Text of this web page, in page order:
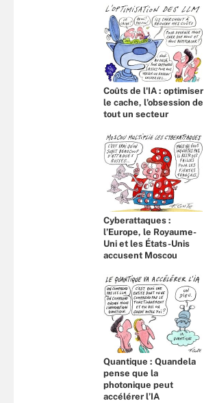
Coûts de l'IA : optimiser
le cache, l’obsession de
tout un secteur
Cyberattaques :
l’Europe, le Royaume-
Uni et les États-Unis
accusent Moscou
Quantique : Quandela
pense que la
photonique peut
accélérer l’IA